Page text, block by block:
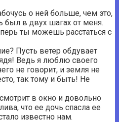
о ней больше, чем это,
был в двух шагах от меня.
ты можешь расстаться с
Пусть ветер обдувает
Ведь я люблю своего
не говорит, и земля не
так тому и быть! Не
в окно и довольно
что ее дочь спасла ее
известно нам.